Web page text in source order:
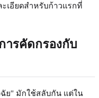
เอียดสำหรับก้าวแรกที่
ารคัดกรองกับ
ย" มักใช้สลับกัน แต่ใน